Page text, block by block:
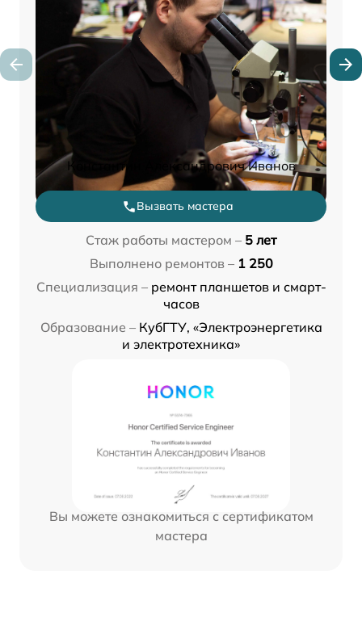
Константин Александрович Иванов
Вызвать мастера
Стаж работы мастером – 5 лет
Выполнено ремонтов – 1 250
Специализация – ремонт планшетов и смарт-
часов
Образование – КубГТУ, «Электроэнергетика
и электротехника»
Вы можете ознакомиться с сертификатом
мастера